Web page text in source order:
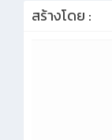
สร้างโดย :